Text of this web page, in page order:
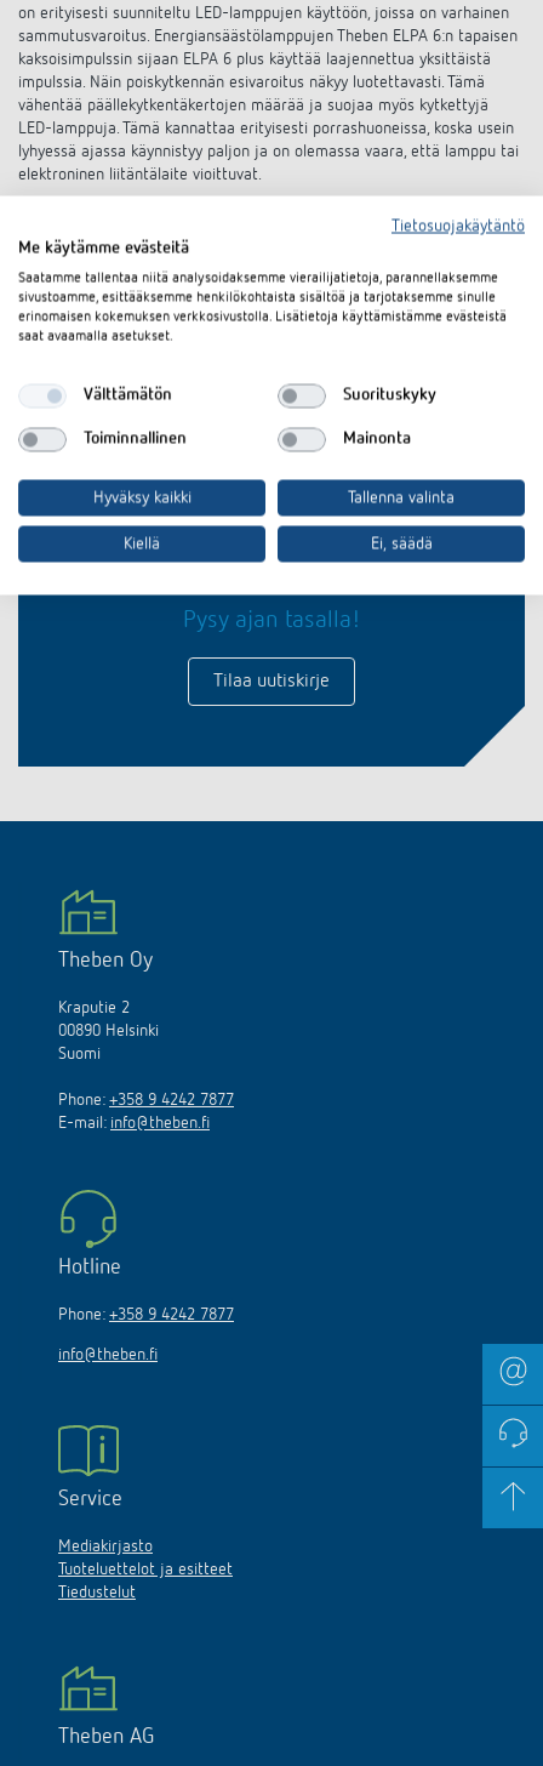
on erityisesti suunniteltu LED-lamppujen käyttöön, joissa on varhainen
sammutusvaroitus. Energiansäästölamppujen Theben ELPA 6:n tapaisen
kaksoisimpulssin sijaan ELPA 6 plus käyttää laajennettua yksittäistä
impulssia. Näin poiskytkennän esivaroitus näkyy luotettavasti. Tämä
vähentää päällekytkentäkertojen määrää ja suojaa myös kytkettyjä
LED-lamppuja. Tämä kannattaa erityisesti porrashuoneissa, koska usein
lyhyessä ajassa käynnistyy paljon ja on olemassa vaara, että lamppu tai
elektroninen liitäntälaite vioittuvat.
Monitoimilaitteena elektroninen ELPA 6 plus tarjoaa kymmenen
toimintoa, jotka voidaan asettaa laitteen etupuolelle, kuten
pitkäkestoinen toiminta ja jatkuva valo. Tämän ansiosta porrasvalon
aikakytkin soveltuu monenlaisiin sovelluksiin, esimerkiksi kerrostalojen
portaikoihin, yhteistiloihin tai toiminnallisiin ja liikerakennuksiin. Alhainen,
vain 0,3 watin valmiusteho takaa korkean energiatehokkuuden.
Oletko kiinnostunut
tuoteinnovaatioistamme?
Pysy ajan tasalla!
Tilaa uutiskirje
Theben Oy
Kraputie 2
00890 Helsinki
Suomi
Phone: +358 9 4242 7877
E-mail: info@theben.fi
Hotline
Phone: +358 9 4242 7877
info@theben.fi
Service
Mediakirjasto
Tuoteluettelot ja esitteet
Tiedustelut
Theben AG
Tietosuojakäytäntö
Me käytämme evästeitä
Saatamme tallentaa niitä analysoidaksemme vierailijatietoja, parannellaksemme
sivustoamme, esittääksemme henkilökohtaista sisältöä ja tarjotaksemme sinulle
erinomaisen kokemuksen verkkosivustolla. Lisätietoja käyttämistämme evästeistä
saat avaamalla asetukset.
Välttämätön Suorituskyky
Toiminnallinen Mainonta
Hyväksy kaikki Tallenna valinta
Kiellä Ei, säädä